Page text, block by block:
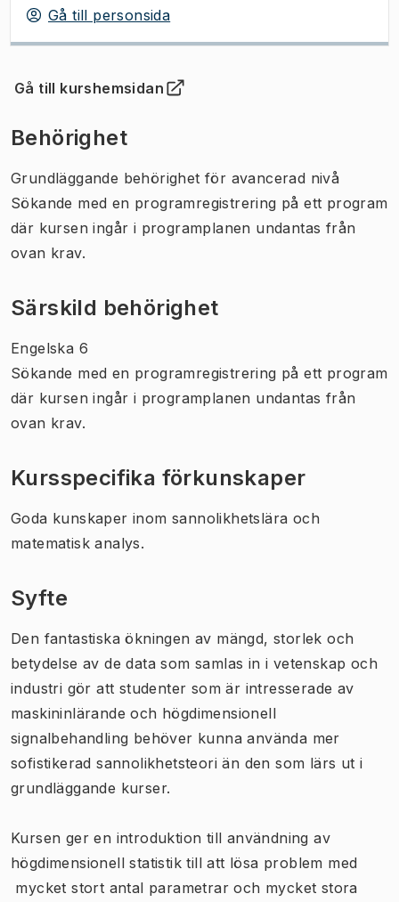
Gå till personsida
Gå till kurshemsidan
(Öppnas i ny flik)
Behörighet
Grundläggande behörighet för avancerad nivå
Sökande med en programregistrering på ett program
där kursen ingår i programplanen undantas från
ovan krav.
Särskild behörighet
Engelska 6
Sökande med en programregistrering på ett program
där kursen ingår i programplanen undantas från
ovan krav.
Kursspecifika förkunskaper
Goda kunskaper inom sannolikhetslära och
matematisk analys.
Syfte
Den fantastiska ökningen av mängd, storlek och
betydelse av de data som samlas in i vetenskap och
industri gör att studenter som är intresserade av
maskininlärande och högdimensionell
signalbehandling behöver kunna använda mer
sofistikerad sannolikhetsteori än den som lärs ut i
grundläggande kurser.
Kursen ger en introduktion till användning av
högdimensionell statistik till att lösa problem med
mycket stort antal parametrar och mycket stora